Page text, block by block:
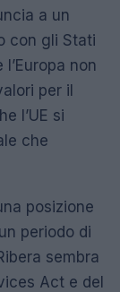
a un
con gli Stati
non
per il
l’UE si
che
posizione
periodo di
sembra
Act e del